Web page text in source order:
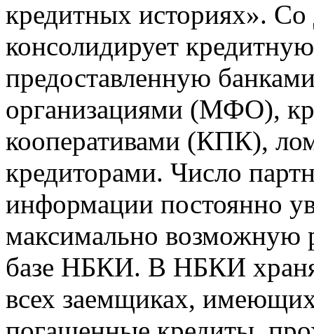
кредитных историях».
консолидирует
предоставленную
организациями (МФО),
кооперативами (КПК),
кредиторами. Число
информации постоянно
максимально возможную
базе НБКИ. В НБКИ
всех заемщиках,